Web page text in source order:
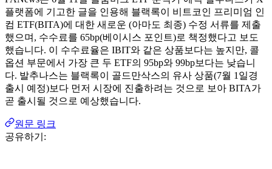
플랫폼에 기고한 글을 인용해 블랙록이 비트코인 ​​프리미엄 인
컴 ETF(BITA)에 대한 새로운 (아마도 최종) 수정 서류를 제출
했으며, 수수료를 65bp(베이시스 포인트)로 책정했다고 보도
했습니다. 이 수수료율은 IBIT와 같은 상품보다는 높지만, 콜
옵션 부문에서 가장 큰 두 ETF의 95bp와 99bp보다는 낮습니
다. 발추나스는 블랙록이 골드만삭스의 유사 상품(7월 1일경
출시 예정)보다 먼저 시장에 진출하려는 것으로 보아 BITA가
곧 출시될 것으로 예상했습니다.
원문 링크
공유하기: